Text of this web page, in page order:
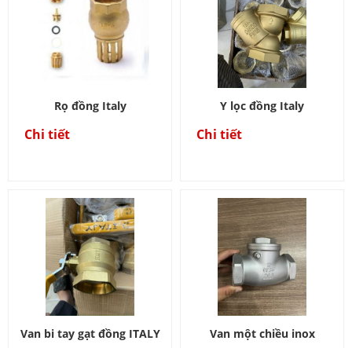
Rọ đồng Italy
Chi tiết
Y lọc đồng Italy
Chi tiết
Van bi tay gạt đồng ITALY Van một chiều inox